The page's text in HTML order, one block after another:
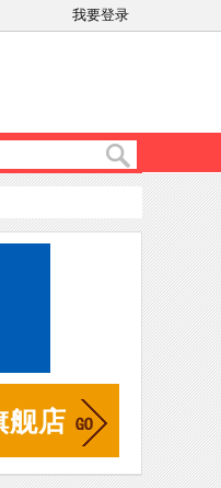
我要登录
搜
舰店